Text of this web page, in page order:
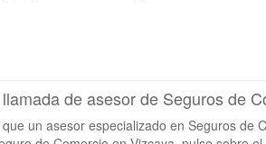
de asesor de Seguros de
un asesor especializado en Seguros de